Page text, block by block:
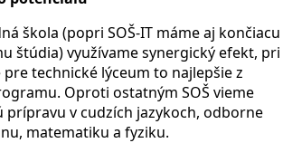
škola (popri SOŠ-IT máme aj končiacu
štúdia) využívame synergický efekt, pri
technické lýceum to najlepšie z
Oproti ostatným SOŠ vieme
v cudzích jazykoch, odborne
matematiku a fyziku.